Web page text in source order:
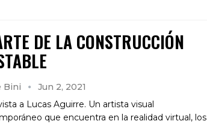
DE LA CONSTRUCCIÓN
Bini
Jun 2, 2021
a Lucas Aguirre. Un artista visual
que encuentra en la realidad virtual, los